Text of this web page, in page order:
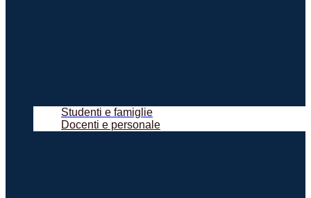
Studenti e famiglie
Docenti e personale